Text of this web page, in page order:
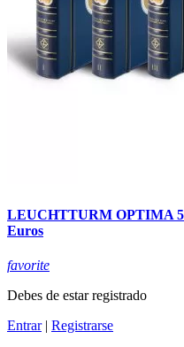
LEUCHTTURM OPTIMA 5
Euros
favorite
Debes de estar registrado
Entrar| Registrarse